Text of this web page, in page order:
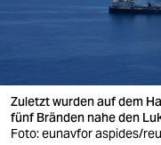
veranstaltungen
shop
Zuletzt wurden auf dem
fünf Bränden nahe den
Foto: eunavfor aspides/